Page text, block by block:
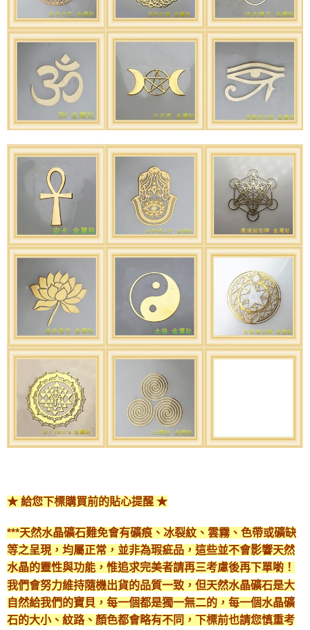
★ 給您下標購買前的貼心提醒 ★
***天然水晶礦石難免會有礦痕、冰裂紋、雲霧、色帶或礦缺
等之呈現，均屬正常，並非為瑕疵品，這些並不會影響天然
水晶的靈性與功能，惟追求完美者請再三考慮後再下單喲！
我們會努力維持隨機出貨的品質一致，但天然水晶礦石是大
自然給我們的寶貝，每一個都是獨一無二的，每一個水晶礦
石的大小、紋路、顏色都會略有不同，下標前也請您慎重考